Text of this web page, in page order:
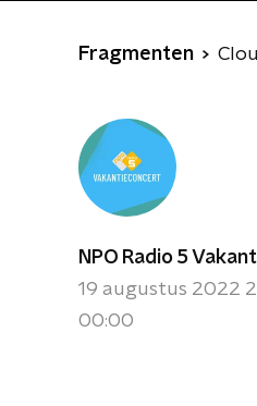
Fragmenten
NPO Radio 5
19 augustus 2022
00:00